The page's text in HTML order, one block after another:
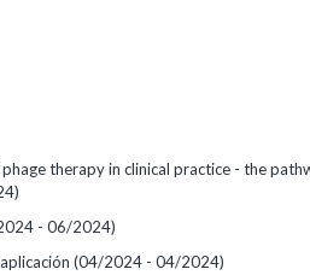
therapy in clinical practice - the
- 06/2024)
(04/2024 - 04/2024)